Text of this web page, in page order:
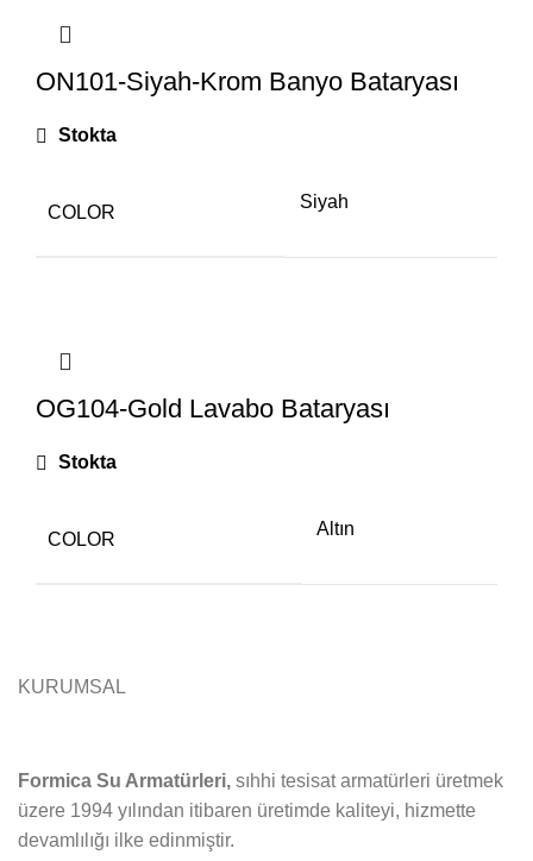
ON101-Siyah-Krom Banyo Bataryası
Stokta
COLOR
Siyah
OG104-Gold Lavabo Bataryası
Stokta
COLOR
Altın
KURUMSAL
Formica Su Armatürleri, sıhhi tesisat armatürleri üretmek
üzere 1994 yılından itibaren üretimde kaliteyi, hizmette
devamlılığı ilke edinmiştir.